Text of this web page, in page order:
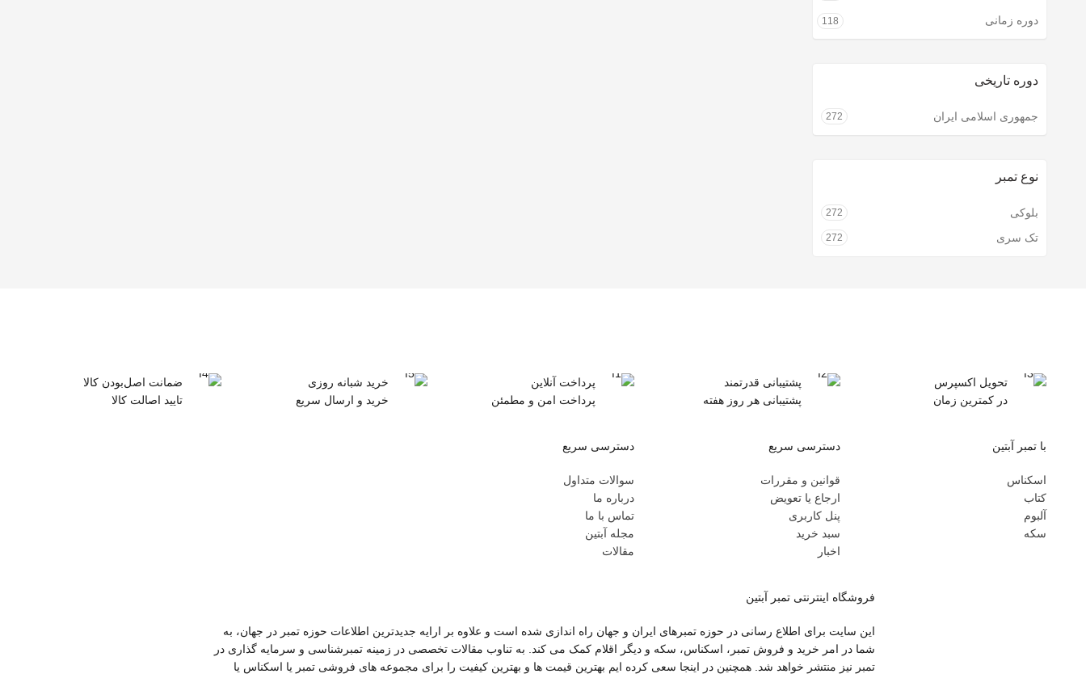
دوره زمانی 118
دوره تاریخی
جمهوری اسلامی ایران 272
نوع تمبر
بلوکی 272
تک سری 272
ضمانت اصل‌بودن کالا
تایید اصالت کالا
خرید شبانه روزی
خرید و ارسال سریع
پرداخت آنلاین
پرداخت امن و مطمئن
پشتیبانی قدرتمند
پشتیبانی هر روز هفته
تحویل اکسپرس
در کمترین زمان
دسترسی سریع
سوالات متداول
درباره ما
تماس با ما
مجله آبتین
مقالات
دسترسی سریع
قوانین و مقررات
ارجاع یا تعویض
پنل کاربری
سبد خرید
اخبار
با تمبر آبتین
اسکناس
کتاب
آلبوم
سکه
فروشگاه اینترنتی تمبر آبتین
این سایت برای اطلاع رسانی در حوزه تمبرهای ایران و جهان راه اندازی شده است و علاوه بر ارایه جدیدترین اطلاعات حوزه تمبر در جهان، به
شما در امر خرید و فروش تمبر، اسکناس، سکه و دیگر اقلام کمک می کند. به تناوب مقالات تخصصی در زمینه تمبرشناسی و سرمایه گذاری در
تمبر نیز منتشر خواهد شد. همچنین در اینجا سعی کرده ایم بهترین قیمت ها و بهترین کیفیت را برای مجموعه های فروشی تمبر یا اسکناس یا